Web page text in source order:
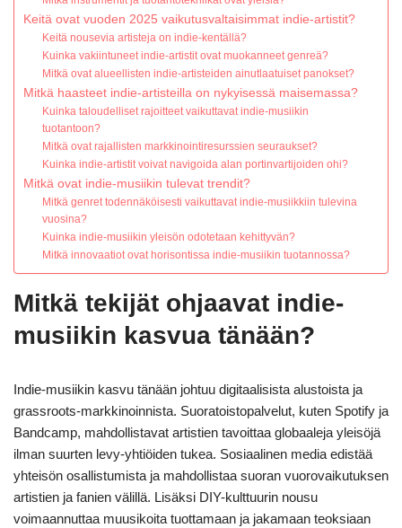
Keitä ovat vuoden 2025 vaikutusvaltaisimmat indie-artistit?
Keitä nousevia artisteja on indie-kentällä?
Kuinka vakiintuneet indie-artistit ovat muokanneet genreä?
Mitkä ovat alueellisten indie-artisteiden ainutlaatuiset panokset?
Mitkä haasteet indie-artisteilla on nykyisessä maisemassa?
Kuinka taloudelliset rajoitteet vaikuttavat indie-musiikin
tuotantoon?
Mitkä ovat rajallisten markkinointiresurssien seuraukset?
Kuinka indie-artistit voivat navigoida alan portinvartijoiden ohi?
Mitkä ovat indie-musiikin tulevat trendit?
Mitkä genret todennäköisesti vaikuttavat indie-musiikkiin tulevina
vuosina?
Kuinka indie-musiikin yleisön odotetaan kehittyvän?
Mitkä innovaatiot ovat horisontissa indie-musiikin tuotannossa?
Mitkä tekijät ohjaavat indie-
musiikin kasvua tänään?
Indie-musiikin kasvu tänään johtuu digitaalisista alustoista ja
grassroots-markkinoinnista. Suoratoistopalvelut, kuten Spotify ja
Bandcamp, mahdollistavat artistien tavoittaa globaaleja yleisöjä
ilman suurten levy-yhtiöiden tukea. Sosiaalinen media edistää
yhteisön osallistumista ja mahdollistaa suoran vuorovaikutuksen
artistien ja fanien välillä. Lisäksi DIY-kulttuurin nousu
voimaannuttaa muusikoita tuottamaan ja jakamaan teoksiaan